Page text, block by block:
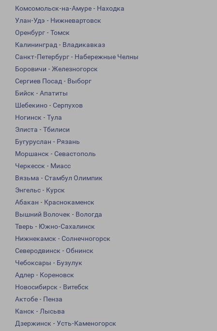
Комсомольск-на-Амуре - Находка
Улан-Удэ - Нижневартовск
Оренбург - Томск
Калининград - Владикавказ
Санкт-Петербург - Набережные Челны
Боровичи - Железногорск
Сергиев Посад - Выборг
Бийск - Апатиты
Шебекино - Серпухов
Ногинск - Тула
Элиста - Тбилиси
Бугуруслан - Рязань
Моршанск - Севастополь
Черкесск - Миасс
Вязьма - Стамбул Олимпик
Энгельс - Курск
Абакан - Краснокаменск
Вышний Волочек - Вологда
Тверь - Южно-Сахалинск
Нижнекамск - Солнечногорск
Северодвинск - Обнинск
Чебоксары - Бузулук
Адлер - Кореновск
Новосибирск - Витебск
Актобе - Пенза
Канск - Лысьва
Дзержинск - Усть-Каменогорск